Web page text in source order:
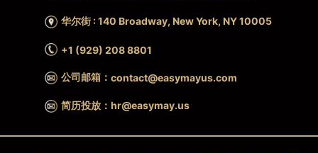
华尔街 : 140 Broadway, New York, NY 10005
+1 (929) 208 8801
公司邮箱：contact@easymayus.com
简历投放：hr@easymay.us